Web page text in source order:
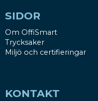
SIDOR
Om OffiSmart
Trycksaker
Miljö och certifieringar
KONTAKT